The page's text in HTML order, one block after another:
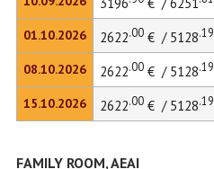
01.10.2026
08.10.2026
15.10.2026
3196 € / 6251
2622.00€ / 5128.19
2622.00€ / 5128.19
2622.00€ / 5128.19
FAMILY ROOM, AEAI